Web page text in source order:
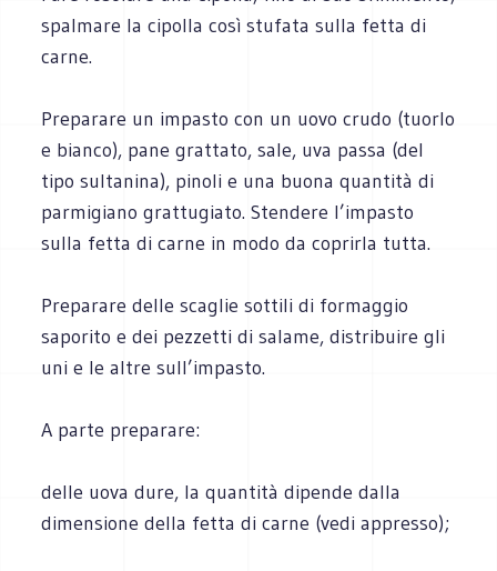
spalmare la cipolla così stufata sulla fetta di
carne.
Preparare un impasto con un uovo crudo (tuorlo
e bianco), pane grattato, sale, uva passa (del
tipo sultanina), pinoli e una buona quantità di
parmigiano grattugiato. Stendere l’impasto
sulla fetta di carne in modo da coprirla tutta.
Preparare delle scaglie sottili di formaggio
saporito e dei pezzetti di salame, distribuire gli
uni e le altre sull’impasto.
A parte preparare:
delle uova dure, la quantità dipende dalla
dimensione della fetta di carne (vedi appresso);